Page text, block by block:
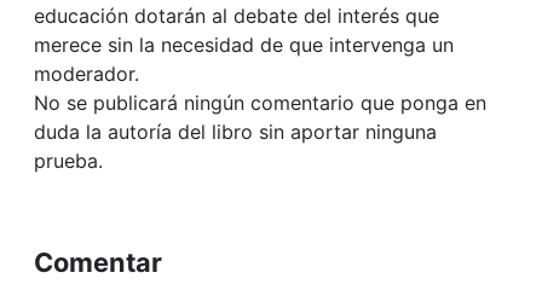
educación dotarán al debate del interés que
merece sin la necesidad de que intervenga un
moderador.
No se publicará ningún comentario que ponga en
duda la autoría del libro sin aportar ninguna
prueba.
Comentar